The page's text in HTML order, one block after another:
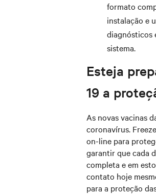
formato
instalação e
diagnósticos
sistema.
Esteja
19 a
As novas vacinas
coronavírus.
on-line para
garantir que cada
completa e em
contato hoje
para a proteção